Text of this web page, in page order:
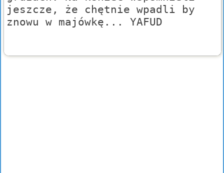
jeszcze, że chętnie wpadli by
znowu w majówkę... YAFUD